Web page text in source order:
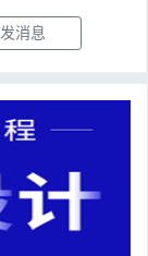
发消息